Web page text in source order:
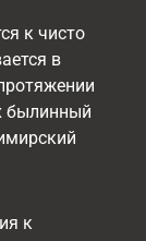
к чисто
в
былинный
к